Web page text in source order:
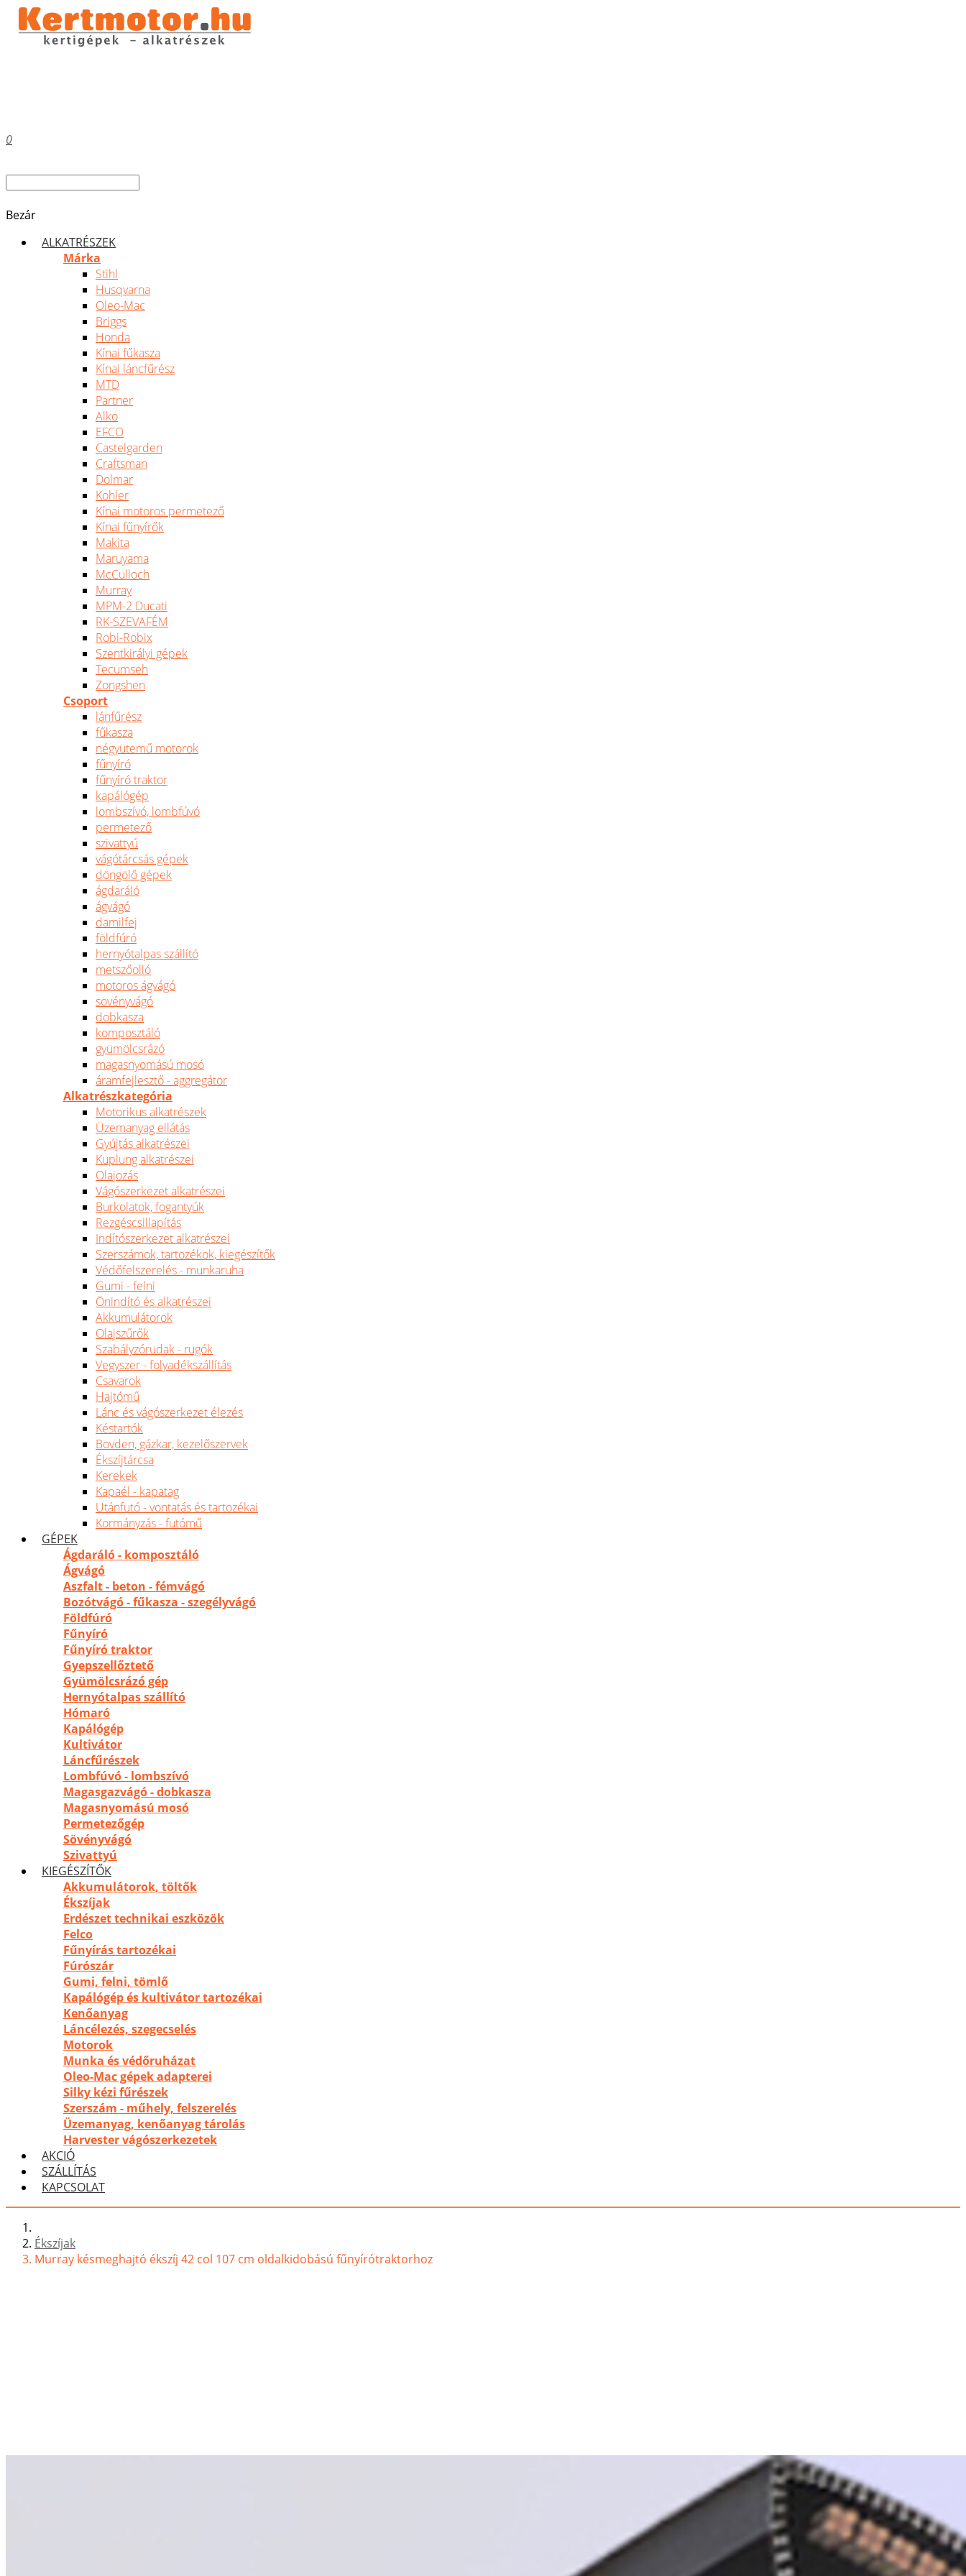
0
Bezár
ALKATRÉSZEK
Márka
Stihl
Husqvarna
Oleo-Mac
Briggs
Honda
Kínai fűkasza
Kínai láncfűrész
MTD
Partner
Alko
EFCO
Castelgarden
Craftsman
Dolmar
Kohler
Kínai motoros permetező
Kínai fűnyírők
Makita
Maruyama
McCulloch
Murray
MPM-2 Ducati
RK-SZEVAFÉM
Robi-Robix
Szentkirályi gépek
Tecumseh
Zongshen
Csoport
lánfűrész
fűkasza
négyütemű motorok
fűnyíró
fűnyíró traktor
kapálógép
lombszívó, lombfúvó
permetező
szivattyú
vágótárcsás gépek
döngölő gépek
ágdaráló
ágvágó
damilfej
földfúró
hernyótalpas szállító
metszőolló
motoros ágvágó
sövényvágó
dobkasza
komposztáló
gyümölcsrázó
magasnyomású mosó
áramfejlesztő - aggregátor
Alkatrészkategória
Motorikus alkatrészek
Üzemanyag ellátás
Gyújtás alkatrészei
Kuplung alkatrészei
Olajozás
Vágószerkezet alkatrészei
Burkolatok, fogantyúk
Rezgéscsillapítás
Indítószerkezet alkatrészei
Szerszámok, tartozékok, kiegészítők
Védőfelszerelés - munkaruha
Gumi - felni
Önindító és alkatrészei
Akkumulátorok
Olajszűrők
Szabályzórudak - rugók
Vegyszer - folyadékszállítás
Csavarok
Hajtómű
Lánc és vágószerkezet élezés
Késtartók
Bovden, gázkar, kezelőszervek
Ékszíjtárcsa
Kerekek
Kapaél - kapatag
Utánfutó - vontatás és tartozékai
Kormányzás - futómű
GÉPEK
Ágdaráló - komposztáló
Ágvágó
Aszfalt - beton - fémvágó
Bozótvágó - fűkasza - szegélyvágó
Földfúró
Fűnyíró
Fűnyíró traktor
Gyepszellőztető
Gyümölcsrázó gép
Hernyótalpas szállító
Hómaró
Kapálógép
Kultivátor
Láncfűrészek
Lombfúvó - lombszívó
Magasgazvágó - dobkasza
Magasnyomású mosó
Permetezőgép
Sövényvágó
Szivattyú
KIEGÉSZÍTŐK
Akkumulátorok, töltők
Ékszíjak
Erdészet technikai eszközök
Felco
Fűnyírás tartozékai
Fúrószár
Gumi, felni, tömlő
Kapálógép és kultivátor tartozékai
Kenőanyag
Láncélezés, szegecselés
Motorok
Munka és védőruházat
Oleo-Mac gépek adapterei
Silky kézi fűrészek
Szerszám - műhely, felszerelés
Üzemanyag, kenőanyag tárolás
Harvester vágószerkezetek
AKCIÓ
SZÁLLÍTÁS
KAPCSOLAT
Ékszíjak
Murray késmeghajtó ékszíj 42 col 107 cm oldalkidobású fűnyírótraktorhoz